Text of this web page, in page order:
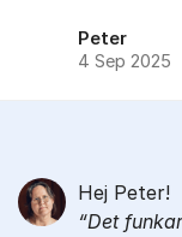
Peter
4 Sep 2025
Hej Peter!
Det